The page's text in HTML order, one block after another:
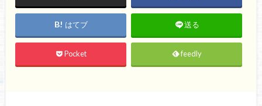
はてブ 送る
Pocket feedly